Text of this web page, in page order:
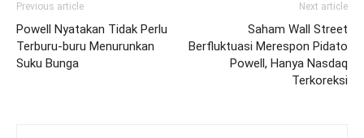
Previous article
Powell Nyatakan Tidak Perlu
Terburu-buru Menurunkan
Suku Bunga
Next article
Saham Wall Street
Berfluktuasi Merespon Pidato
Powell, Hanya Nasdaq
Terkoreksi